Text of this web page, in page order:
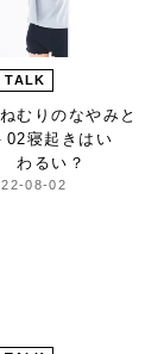
TALK
むりのなやみと
02寝起きはい
わるい？
08-02